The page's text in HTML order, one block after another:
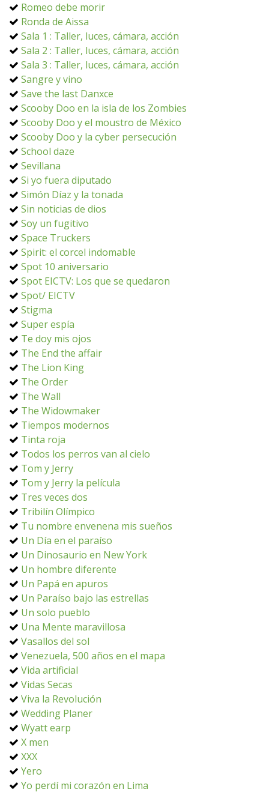
Romeo debe morir
Ronda de Aissa
Sala 1 : Taller, luces, cámara, acción
Sala 2 : Taller, luces, cámara, acción
Sala 3 : Taller, luces, cámara, acción
Sangre y vino
Save the last Danxce
Scooby Doo en la isla de los Zombies
Scooby Doo y el moustro de México
Scooby Doo y la cyber persecución
School daze
Sevillana
Si yo fuera diputado
Simón Díaz y la tonada
Sin noticias de dios
Soy un fugitivo
Space Truckers
Spirit: el corcel indomable
Spot 10 aniversario
Spot EICTV: Los que se quedaron
Spot/ EICTV
Stigma
Super espía
Te doy mis ojos
The End the affair
The Lion King
The Order
The Wall
The Widowmaker
Tiempos modernos
Tinta roja
Todos los perros van al cielo
Tom y Jerry
Tom y Jerry la película
Tres veces dos
Tribilín Olímpico
Tu nombre envenena mis sueños
Un Día en el paraíso
Un Dinosaurio en New York
Un hombre diferente
Un Papá en apuros
Un Paraíso bajo las estrellas
Un solo pueblo
Una Mente maravillosa
Vasallos del sol
Venezuela, 500 años en el mapa
Vida artificial
Vidas Secas
Viva la Revolución
Wedding Planer
Wyatt earp
X men
XXX
Yero
Yo perdí mi corazón en Lima